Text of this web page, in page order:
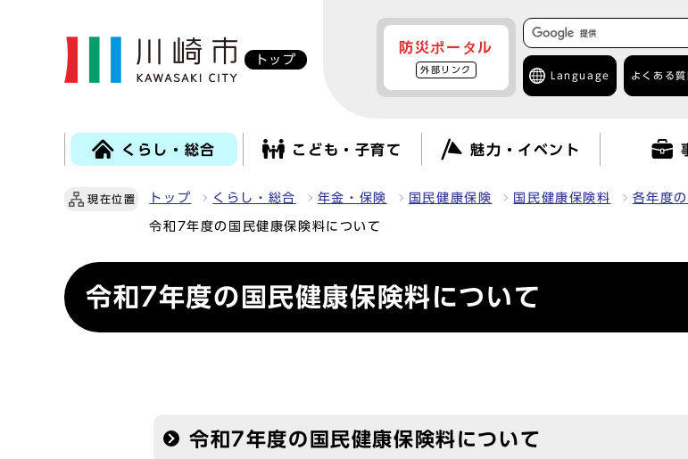
トップ
防災ポータル
外部リンク
Language よくある質
くらし・総合 こども・子育て 魅力・イベント
現在位置 トップ くらし・総合 年金・保険 国民健康保険 国民健康保険料 各年度
令和7年度の国民健康保険料について
令和7年度の国民健康保険料について
令和7年度の国民健康保険料について